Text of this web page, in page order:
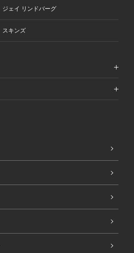
ジェイ リンドバーグ
スキンズ